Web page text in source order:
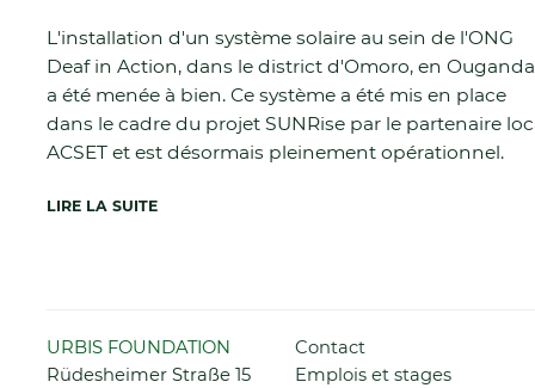
L'installation d'un système solaire au sein de l'ONG
Deaf in Action, dans le district d'Omoro, en
a été menée à bien. Ce système a été mis en place
dans le cadre du projet SUNRise par le partenaire
ACSET et est désormais pleinement opérationnel.
LIRE LA SUITE
URBIS FOUNDATION
Rüdesheimer Straße 15
Aller
au
Contact
Emplois et stages